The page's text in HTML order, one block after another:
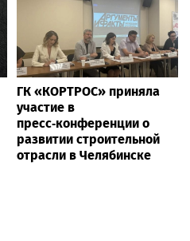
ГК «КОРТРОС» приняла
участие в
пресс‑конференции о
развитии строительной
отрасли в Челябинске